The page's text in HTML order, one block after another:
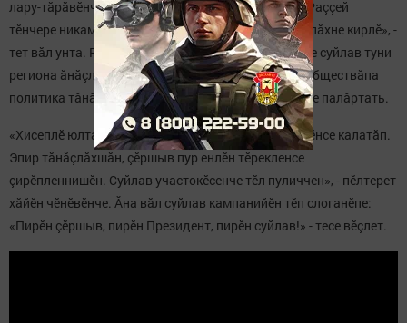
лару-тăрăвӗнче иртет. Вăйлă, çӗнӗрен вăй илекен Раççей
тӗнчере никама та кирлӗ мар, анчах вăл Раççей халăхне кирлӗ», -
тет вăл унта. Рустам Нургалиевич хăйӗн сăмахӗнче суйлав туни
региона ăнăçлă аталанма май панине, нумайăшӗ обществăпа
политика тăнăçлăхне сыхласа хăварасшăн пулнине палăртать.
«Хисеплӗ юлташсем, суйлава активлă хутшăнма чӗнсе калатăп.
Эпир тăнăçлăхшăн, çӗршыв пур енлӗн тӗрекленсе
çирӗпленнишӗн. Суйлав участокӗсенче тӗл пуличчен», - пӗлтерет
хăйӗн чӗнӗвӗнче. Ăна вăл суйлав кампанийӗн тӗп слоганӗпе:
«Пирӗн çӗршыв, пирӗн Президент, пирӗн суйлав!» - тесе вӗçлет.